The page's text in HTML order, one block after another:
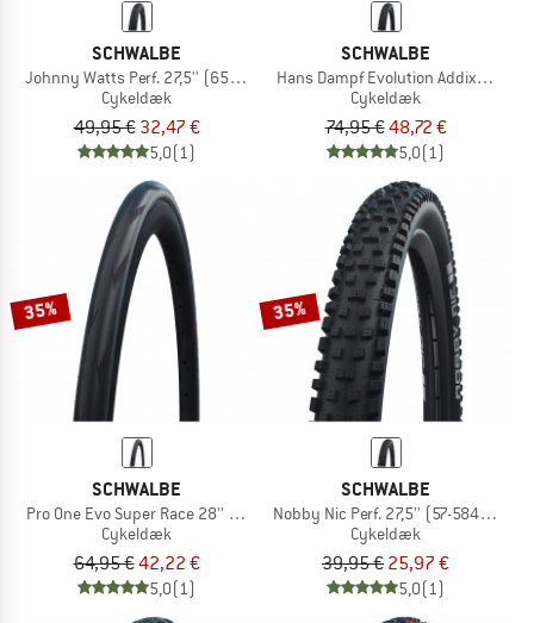
SCHWALBE
Johnny Watts Perf. 27,5'' (65-584) Raceguard FB
Cykeldæk
49,95 € 32,47 €
5,0(1)
SCHWALBE
Hans Dampf Evolution AddixSoft
Cykeldæk
74,95 €48,72 €
5,0(1)
35%
SCHWALBE
Pro One Evo Super Race 28'' (25-622) V-Guard FB
Cykeldæk
64,95 €42,22 €
5,0(1)
35%
SCHWALBE
Nobby Nic Perf. 27,5'' (57-584)
Cykeldæk
39,95 € 25,97 €
5,0(1)